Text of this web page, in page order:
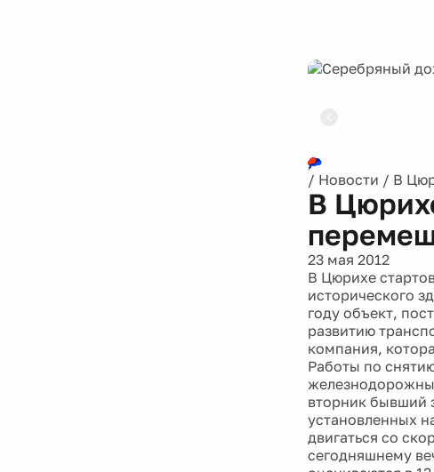
/ Новости / В
В
23 мая 2012
В Цюрихе
исторического
году объект,
развитию
компания,
Работы по
вторник бывший
установленных
двигаться со
сегодняшнему